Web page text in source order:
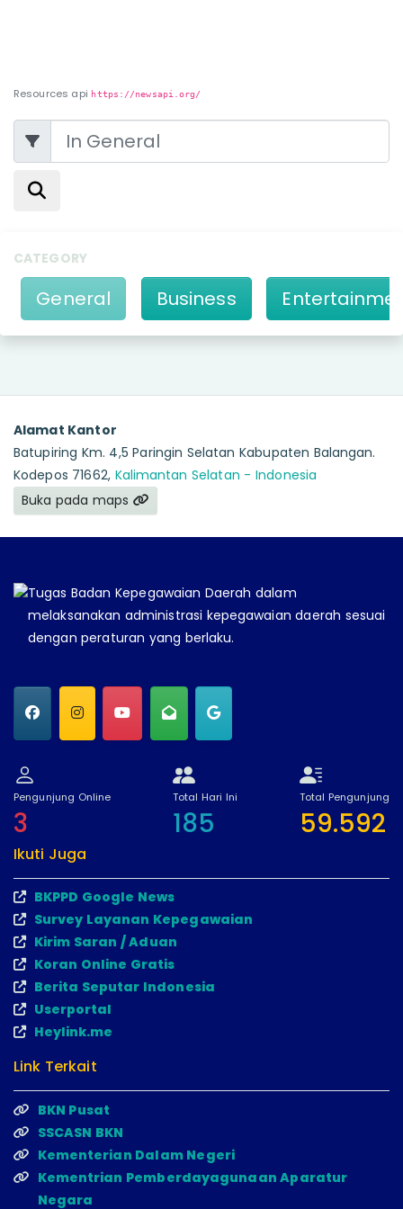
Resources api https://newsapi.org/
Keywords
CATEGORY
General Business
Alamat Kantor
Batupiring Km. 4,5 Paringin Selatan Kabupaten Balangan.
Kodepos 71662, Kalimantan Selatan - Indonesia
Buka pada maps
Tugas Badan Kepegawaian Daerah dalam
melaksanakan administrasi kepegawaian daerah sesuai
dengan peraturan yang berlaku.
Pengunjung Online
3
Total Hari Ini
185
Total Pengunjung
59.592
Ikuti Juga
BKPPD Google News
Survey Layanan Kepegawaian
Kirim Saran / Aduan
Koran Online Gratis
Berita Seputar Indonesia
Userportal
Heylink.me
Link Terkait
BKN Pusat
SSCASN BKN
Kementerian Dalam Negeri
Kementrian Pemberdayagunaan Aparatur
Negara